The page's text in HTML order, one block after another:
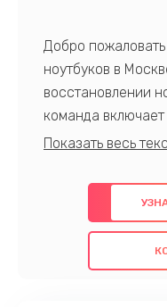
Добро
ноутбуков в
восстановлении
команда
профессионалов
предлагаем
использованием
также
проведенных